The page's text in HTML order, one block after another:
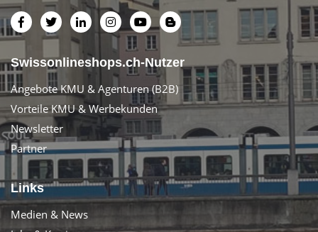
Swissonlineshops.ch-Nutzer
Angebote KMU & Agenturen (B2B)
Vorteile KMU & Werbekunden
Newsletter
Partner
Links
Medien & News